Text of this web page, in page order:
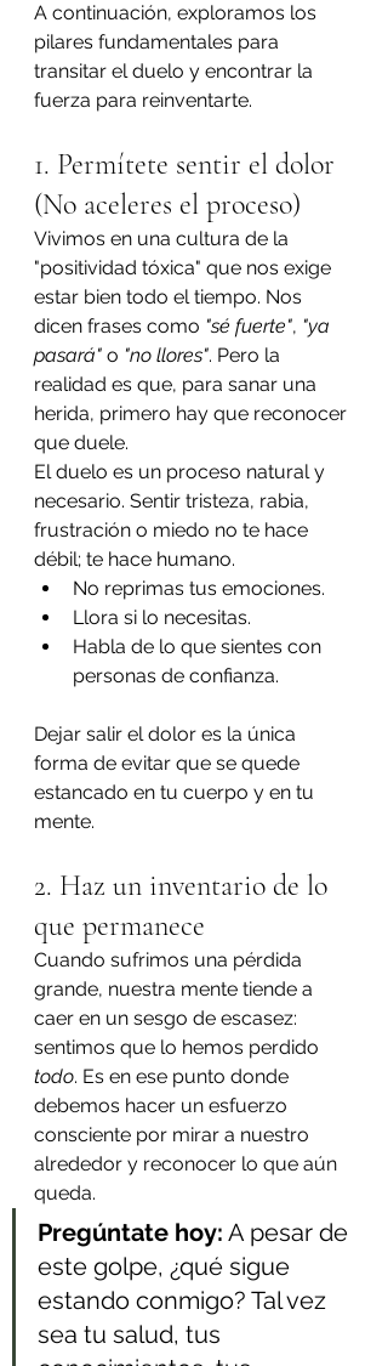
A continuación, exploramos los
pilares fundamentales para
transitar el duelo y encontrar la
fuerza para reinventarte.
1. Permítete sentir el dolor
(No aceleres el proceso)
Vivimos en una cultura de la
"positividad tóxica" que nos exige
estar bien todo el tiempo. Nos
dicen frases como "sé fuerte", "ya
pasará" o "no llores". Pero la
realidad es que, para sanar una
herida, primero hay que reconocer
que duele.
El duelo es un proceso natural y
necesario. Sentir tristeza, rabia,
frustración o miedo no te hace
débil; te hace humano.
No reprimas tus emociones.
Llora si lo necesitas.
Habla de lo que sientes con
personas de confianza.
Dejar salir el dolor es la única
forma de evitar que se quede
estancado en tu cuerpo y en tu
mente.
2. Haz un inventario de lo
que permanece
Cuando sufrimos una pérdida
grande, nuestra mente tiende a
caer en un sesgo de escasez:
sentimos que lo hemos perdido
todo. Es en ese punto donde
debemos hacer un esfuerzo
consciente por mirar a nuestro
alrededor y reconocer lo que aún
queda.
Pregúntate hoy: A pesar de
este golpe, ¿qué sigue
estando conmigo? Tal vez
sea tu salud, tus